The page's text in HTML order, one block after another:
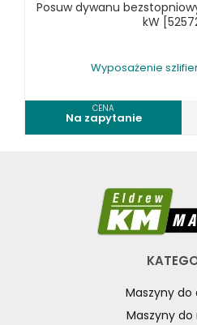
Posuw dywanu
kW
Wyposażenie
CENA
Na zapytanie
Maszyny do
Maszyny